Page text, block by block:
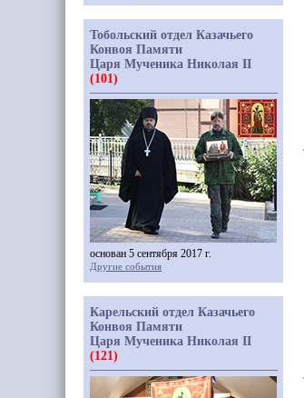
Тобольский отдел Казачьего
Конвоя Памяти
Царя Мученика Николая II
(101)
основан 5 сентября 2017 г.
Другие события
Карельский отдел Казачьего
Конвоя Памяти
Царя Мученика Николая II
(121)